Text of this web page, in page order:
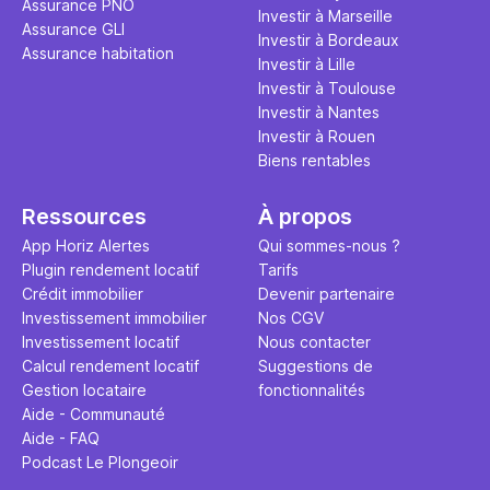
Assurance PNO
Assurance GLI
Assurance habitation
Investir à Marseille
Investir à Bordeaux
Investir à Lille
Investir à Toulouse
Investir à Nantes
Investir à Rouen
Biens rentables
Ressources
App Horiz Alertes
Plugin rendement locatif
Crédit immobilier
Investissement immobilier
Investissement locatif
Calcul rendement locatif
Gestion locataire
Aide - Communauté
Aide - FAQ
Podcast Le Plongeoir
À propos
Qui sommes-nous ?
Tarifs
Devenir partenaire
Nos CGV
Nous contacter
Suggestions de
fonctionnalités